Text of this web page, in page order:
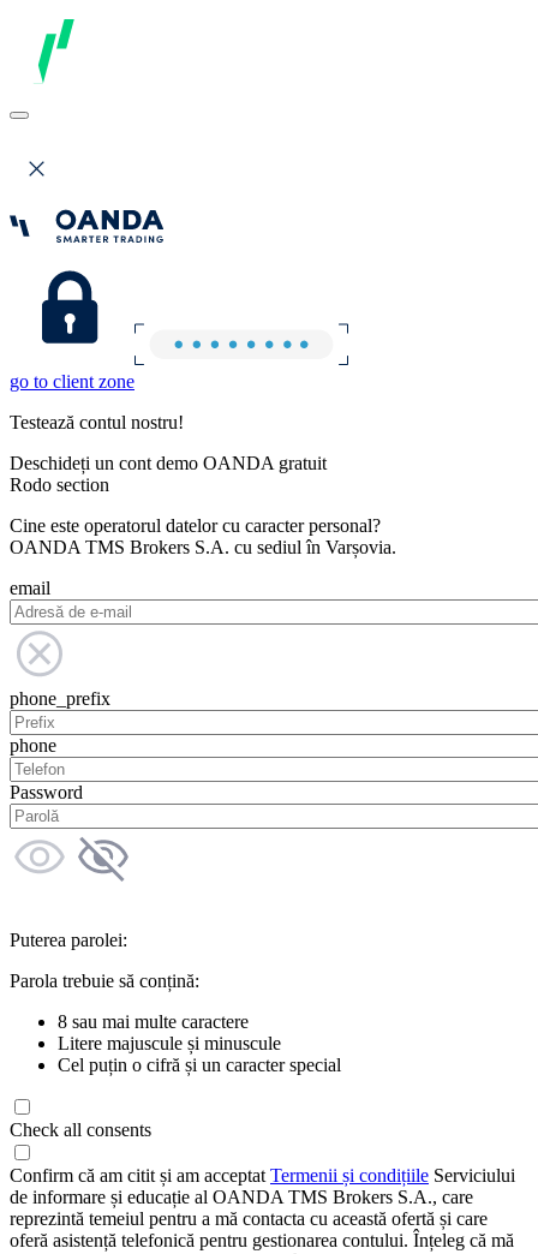
go to client zone
Testează contul nostru!
Deschideți un cont demo OANDA gratuit
Rodo section
Cine este operatorul datelor cu caracter personal?
OANDA TMS Brokers S.A. cu sediul în Varșovia.
email
phone_prefix
phone
Password
Puterea parolei:
Parola trebuie să conțină:
8 sau mai multe caractere
Litere majuscule și minuscule
Cel puțin o cifră și un caracter special
Check all consents
Confirm că am citit și am acceptat Termenii și condițiile Serviciului
de informare și educație al OANDA TMS Brokers S.A., care
reprezintă temeiul pentru a mă contacta cu această ofertă și care
oferă asistență telefonică pentru gestionarea contului. Înțeleg că mă